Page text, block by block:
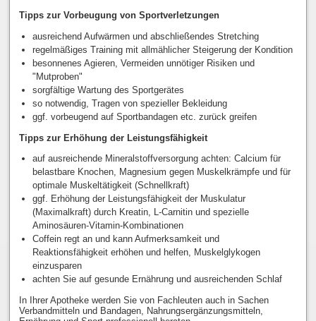
Tipps zur Vorbeugung von Sportverletzungen
ausreichend Aufwärmen und abschließendes Stretching
regelmäßiges Training mit allmählicher Steigerung der Kondition
besonnenes Agieren, Vermeiden unnötiger Risiken und
"Mutproben"
sorgfältige Wartung des Sportgerätes
so notwendig, Tragen von spezieller Bekleidung
ggf. vorbeugend auf Sportbandagen etc. zurück greifen
Tipps zur Erhöhung der Leistungsfähigkeit
auf ausreichende Mineralstoffversorgung achten: Calcium für
belastbare Knochen, Magnesium gegen Muskelkrämpfe und für
optimale Muskeltätigkeit (Schnellkraft)
ggf. Erhöhung der Leistungsfähigkeit der Muskulatur
(Maximalkraft) durch Kreatin, L-Carnitin und spezielle
Aminosäuren-Vitamin-Kombinationen
Coffein regt an und kann Aufmerksamkeit und
Reaktionsfähigkeit erhöhen und helfen, Muskelglykogen
einzusparen
achten Sie auf gesunde Ernährung und ausreichenden Schlaf
In Ihrer Apotheke werden Sie von Fachleuten auch in Sachen
Verbandmitteln und Bandagen, Nahrungsergänzungsmitteln,